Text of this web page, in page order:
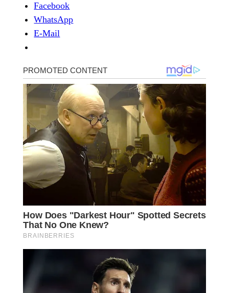
Facebook
WhatsApp
E-Mail